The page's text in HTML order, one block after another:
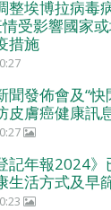
整埃博拉病毒
受影響國家
措施
聞發佈會及“快
皮膚癌健康訊
記年報2024
生活方式及早